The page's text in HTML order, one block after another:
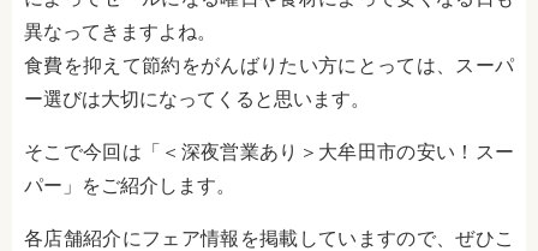
異なってきますよね。
食費を抑えて節約をがんばりたい方にとっては、スーパ
ー選びは大切になってくると思います。
そこで今回は「＜深夜営業あり＞大牟田市の安い！スー
パー」をご紹介します。
各店舗紹介にフェア情報を掲載していますので、ぜひこ